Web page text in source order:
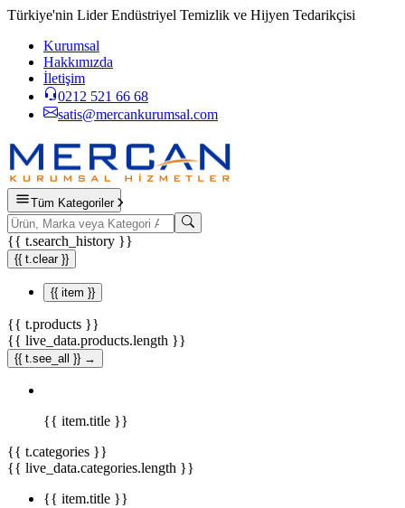
Türkiye'nin Lider Endüstriyel Temizlik ve Hijyen Tedarikçisi
Kurumsal
Hakkımızda
İletişim
0212 521 66 68
satis@mercankurumsal.com
Tüm Kategoriler
{{ t.search_history }}
{{ t.clear }}
{{ item }}
{{ t.products }}
{{ live_data.products.length }}
{{ t.see_all }} →
{{ item.title }}
{{ t.categories }}
{{ live_data.categories.length }}
{{ item.title }}